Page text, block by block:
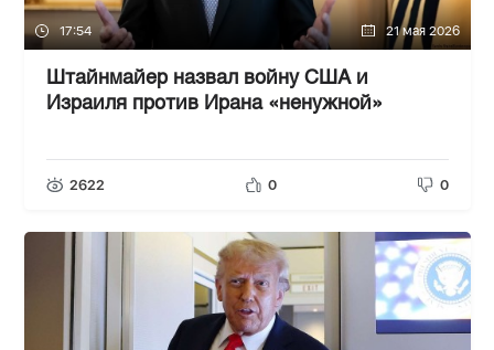
17:54 21 мая 2026
Штайнмайер назвал войну США и
Израиля против Ирана «ненужной»
2622 0 0